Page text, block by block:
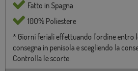
Fatto in Spagna
100% Poliestere
* Giorni feriali effettuando l'ordine entro
consegna in penisola e scegliendo la
Controlla le scorte.